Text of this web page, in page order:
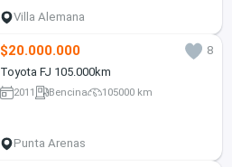
Villa Alemana
$20.000.000
8
Toyota FJ 105.000km
2011 Bencina 105000 km
Punta Arenas